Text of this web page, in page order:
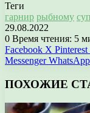
Теги
гарнир рыбному
29.08.2022
0 Время чтения: 5
Facebook X Pinterest
Messenger WhatsApp
ПОХОЖИЕ